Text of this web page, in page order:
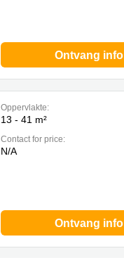
Ontvang info
Oppervlakte:
13 - 41 m²
Contact for price:
N/A
Ontvang info